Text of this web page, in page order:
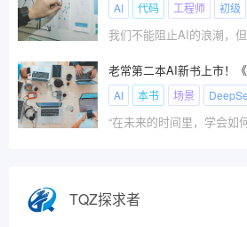
AI 代码 工程师 初级
AI 本书 场景
TQZ探求者